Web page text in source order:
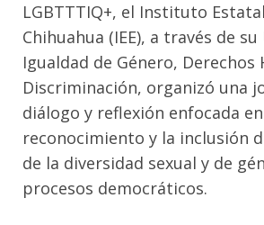
LGBTTTIQ+, el Instituto
Chihuahua (IEE), a través de
Igualdad de Género, Derechos
Discriminación, organizó una
diálogo y reflexión enfocada
reconocimiento y la inclusión
de la diversidad sexual y de
procesos democráticos.